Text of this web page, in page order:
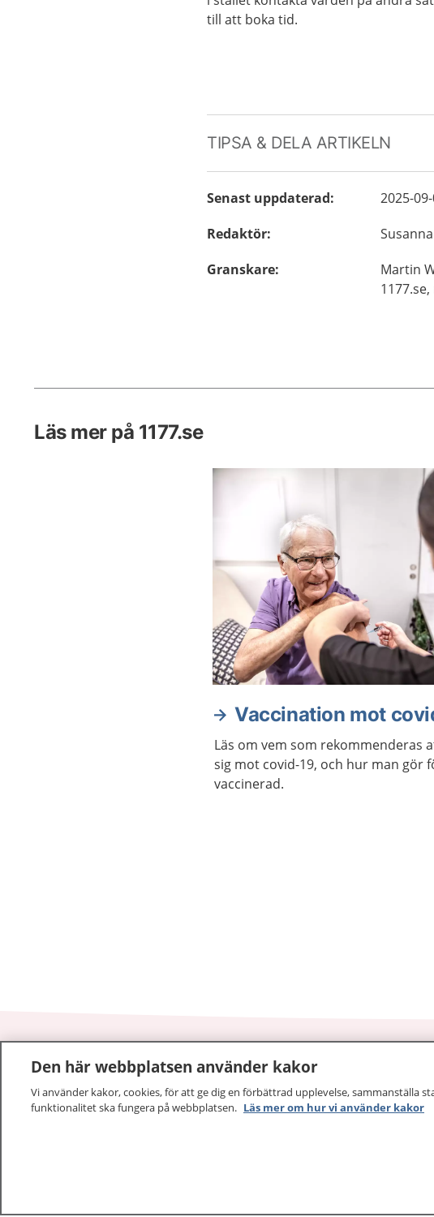
till att boka tid.
TIPSA & DELA ARTIKELN
Senast uppdaterad:
2025-09-
Redaktör: Susanna
Granskare: Martin
Läs mer på 1177.se
Vaccination mot
Läs om vem som rekommenderas
sig mot covid-19, och hur man gör
vaccinerad.
1177– tryggt om din hälsa och vård
På 1177.se får du råd om hälsa och information om sjukdomar och
Den här webbplatsen använder kakor
Vi använder kakor, cookies, för att ge dig en förbättrad upplevelse, sammanställa
funktionalitet ska fungera på webbplatsen. Läs mer om hur vi använder kakor